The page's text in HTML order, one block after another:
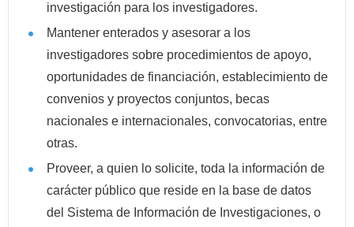
investigación para los investigadores.
Mantener enterados y asesorar a los
investigadores sobre procedimientos de apoyo,
oportunidades de financiación, establecimiento de
convenios y proyectos conjuntos, becas
nacionales e internacionales, convocatorias, entre
otras.
Proveer, a quien lo solicite, toda la información de
carácter público que reside en la base de datos
del Sistema de Información de Investigaciones, o